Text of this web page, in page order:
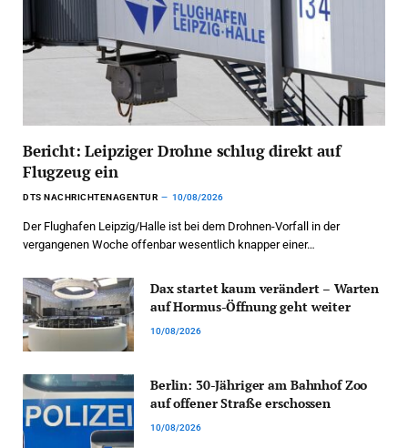
Bericht: Leipziger Drohne schlug direkt auf
Flugzeug ein
DTS NACHRICHTENAGENTUR 10/08/2026
Der Flughafen Leipzig/Halle ist bei dem Drohnen-Vorfall in der
vergangenen Woche offenbar wesentlich knapper einer…
Dax startet kaum verändert – Warten
auf Hormus-Öffnung geht weiter
10/08/2026
Berlin: 30-Jähriger am Bahnhof Zoo
auf offener Straße erschossen
10/08/2026